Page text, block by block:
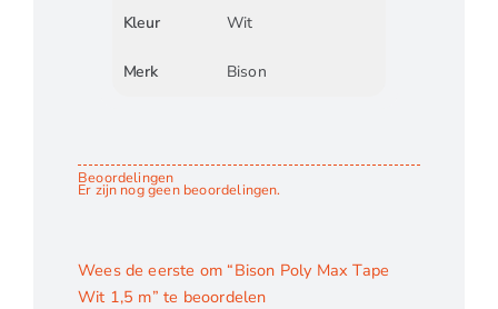
Kleur Wit
Merk Bison
Beoordelingen
Er zijn nog geen beoordelingen.
Wees de eerste om “Bison Poly Max Tape
Wit 1,5 m” te beoordelen